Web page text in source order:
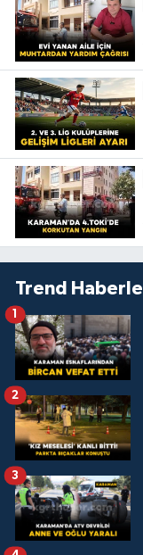
Trend
1
2
3